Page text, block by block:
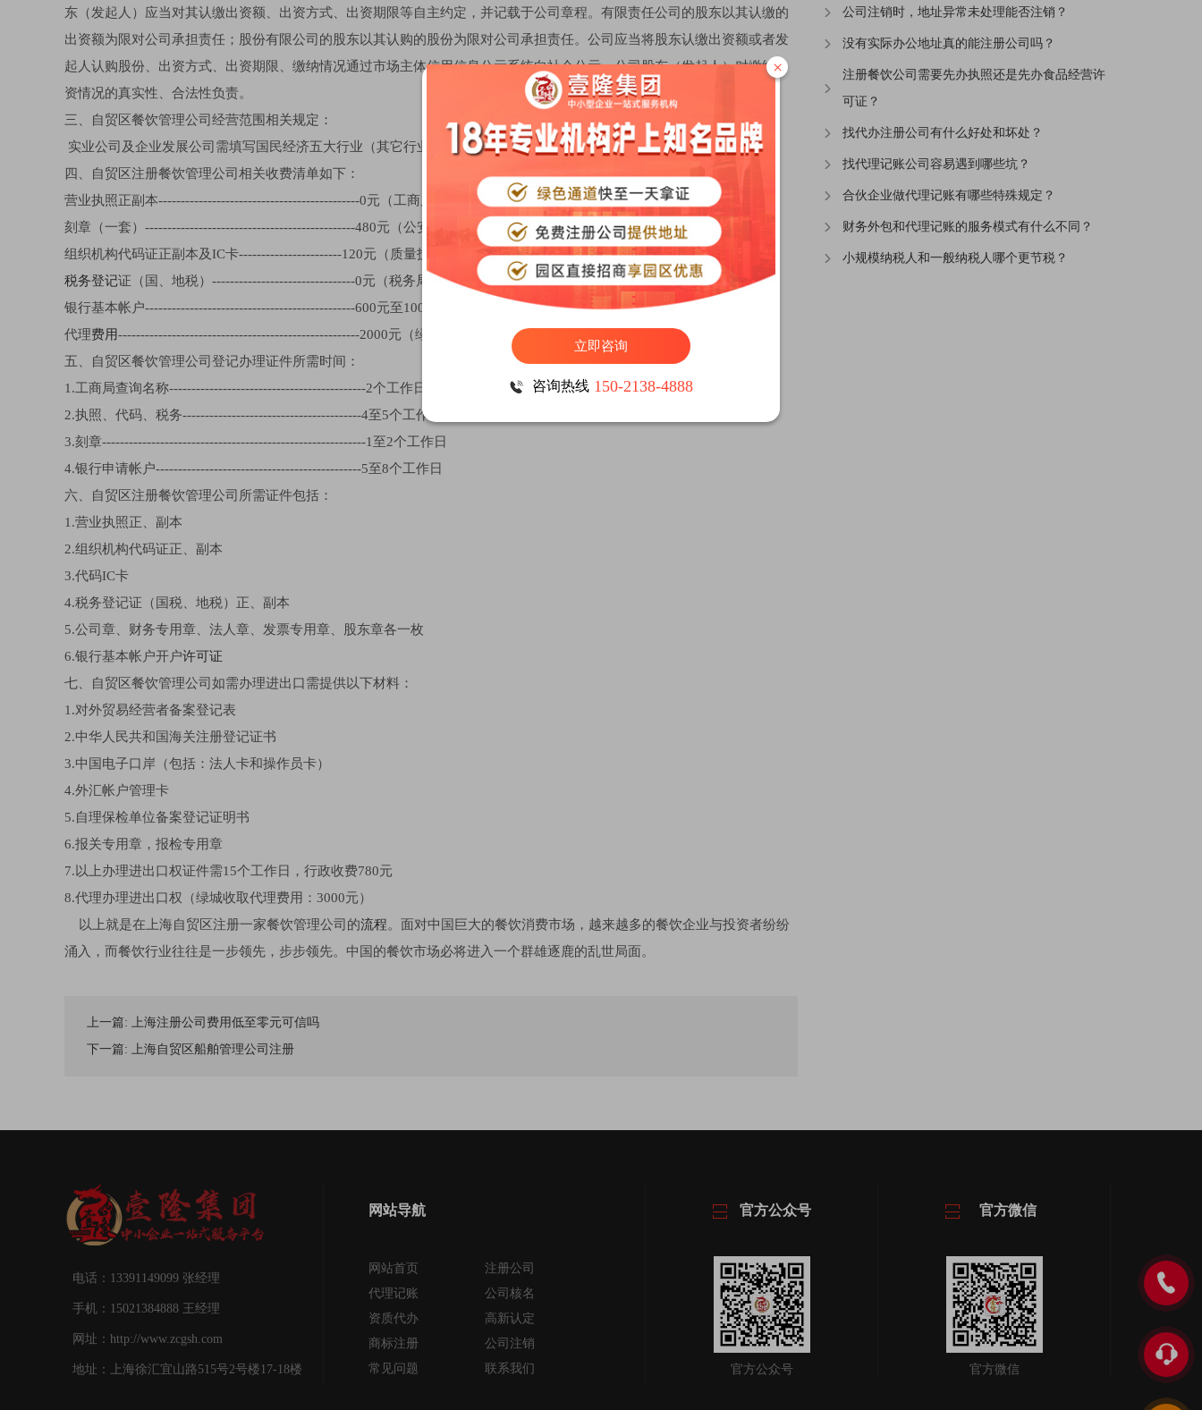
东（发起人）应当对其认缴出资额、出资方式、出资期限等自主约定，并记载于公司章程。有限责任公司的股东以其认缴的
出资额为限对公司承担责任；股份有限公司的股东以其认购的股份为限对公司承担责任。公司应当将股东认缴出资额或者发
起人认购股份、出资方式、出资期限、缴纳情况通过市场主体信用信息公示系统向社会公示。公司股东（发起人）对缴纳出
资情况的真实性、合法性负责。
三、自贸区餐饮管理公司经营范围相关规定：
实业公司及企业发展公司需填写国民经济五大行业（其它行业如实填写经营范围）
四、自贸区注册餐饮管理公司相关收费清单如下：
营业执照正副本---------------------------------------------0元（工商局）
刻章（一套）-----------------------------------------------480元（公安局指定刻章公司）
组织机构代码证正副本及IC卡-----------------------120元（质量技术监督局）
税务登记证（国、地税）--------------------------------0元（税务局）
银行基本帐户-----------------------------------------------600元至1000元不等（不同银行收费不同）
代理费用------------------------------------------------------2000元（绿城公司代理）
五、自贸区餐饮管理公司登记办理证件所需时间：
1.工商局查询名称--------------------------------------------2个工作日
2.执照、代码、税务----------------------------------------4至5个工作日
3.刻章-----------------------------------------------------------1至2个工作日
4.银行申请帐户----------------------------------------------5至8个工作日
六、自贸区注册餐饮管理公司所需证件包括：
1.营业执照正、副本
2.组织机构代码证正、副本
3.代码IC卡
4.税务登记证（国税、地税）正、副本
5.公司章、财务专用章、法人章、发票专用章、股东章各一枚
6.银行基本帐户开户许可证
七、自贸区餐饮管理公司如需办理进出口需提供以下材料：
1.对外贸易经营者备案登记表
2.中华人民共和国海关注册登记证书
3.中国电子口岸（包括：法人卡和操作员卡）
4.外汇帐户管理卡
5.自理保检单位备案登记证明书
6.报关专用章，报检专用章
7.以上办理进出口权证件需15个工作日，行政收费780元
8.代理办理进出口权（绿城收取代理费用：3000元）
以上就是在上海自贸区注册一家餐饮管理公司的流程。面对中国巨大的餐饮消费市场，越来越多的餐饮企业与投资者纷纷
涌入，而餐饮行业往往是一步领先，步步领先。中国的餐饮市场必将进入一个群雄逐鹿的乱世局面。
上一篇: 上海注册公司费用低至零元可信吗
下一篇: 上海自贸区船舶管理公司注册
公司注销时，地址异常未处理能否注销？
没有实际办公地址真的能注册公司吗？
注册餐饮公司需要先办执照还是先办食品经营许
可证？
找代办注册公司有什么好处和坏处？
找代理记账公司容易遇到哪些坑？
合伙企业做代理记账有哪些特殊规定？
财务外包和代理记账的服务模式有什么不同？
小规模纳税人和一般纳税人哪个更节税？
电话：13391149099 张经理
手机：15021384888 王经理
网址：http://www.zcgsh.com
地址：上海徐汇宜山路515号2号楼17-18楼
网站导航
网站首页
注册公司
代理记账
公司核名
资质代办
高新认定
商标注册
公司注销
常见问题
联系我们
官方公众号
官方公众号
官方微信
官方微信
×
立即咨询
咨询热线 150-2138-4888